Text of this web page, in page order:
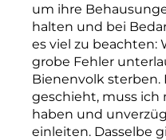
um ihre
halten und bei
es viel zu beachten:
grobe Fehler
Bienenvolk sterben.
geschieht, muss ich
haben und
einleiten. Dasselbe